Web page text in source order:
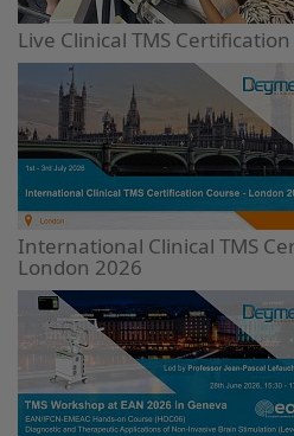
Live Clinical TMS
International Clinical TMS
London 2026